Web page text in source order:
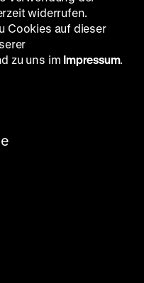
schwierig deshalb
Stefano glaubt, er sei
schuld. Denn: Hätte
Gilda verliebt,
im Hause
und hätte er ihr
– so wäre Herr
gekommen, hätte
die Schuld dafür nicht
säße diese nun
wartend, der
wird … (om)
widerrufen.
Cookies auf dieser
zu uns im Impressum.